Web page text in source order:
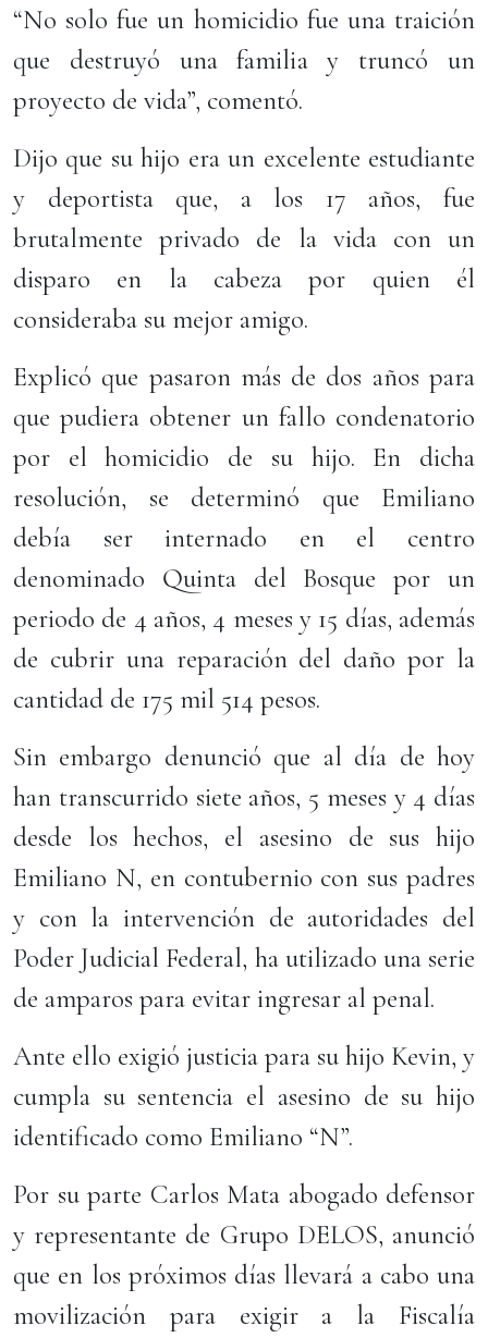
“No solo fue un homicidio fue una traición
que destruyó una familia y truncó un
proyecto de vida”, comentó.
Dijo que su hijo era un excelente estudiante
y deportista que, a los 17 años, fue
brutalmente privado de la vida con un
disparo en la cabeza por quien él
consideraba su mejor amigo.
Explicó que pasaron más de dos años para
que pudiera obtener un fallo condenatorio
por el homicidio de su hijo. En dicha
resolución, se determinó que Emiliano
debía ser internado en el centro
denominado Quinta del Bosque por un
periodo de 4 años, 4 meses y 15 días, además
de cubrir una reparación del daño por la
cantidad de 175 mil 514 pesos.
Sin embargo denunció que al día de hoy
han transcurrido siete años, 5 meses y 4 días
desde los hechos, el asesino de sus hijo
Emiliano N, en contubernio con sus padres
y con la intervención de autoridades del
Poder Judicial Federal, ha utilizado una serie
de amparos para evitar ingresar al penal.
Ante ello exigió justicia para su hijo Kevin, y
cumpla su sentencia el asesino de su hijo
identificado como Emiliano “N”.
Por su parte Carlos Mata abogado defensor
y representante de Grupo DELOS, anunció
que en los próximos días llevará a cabo una
movilización para exigir a la Fiscalía